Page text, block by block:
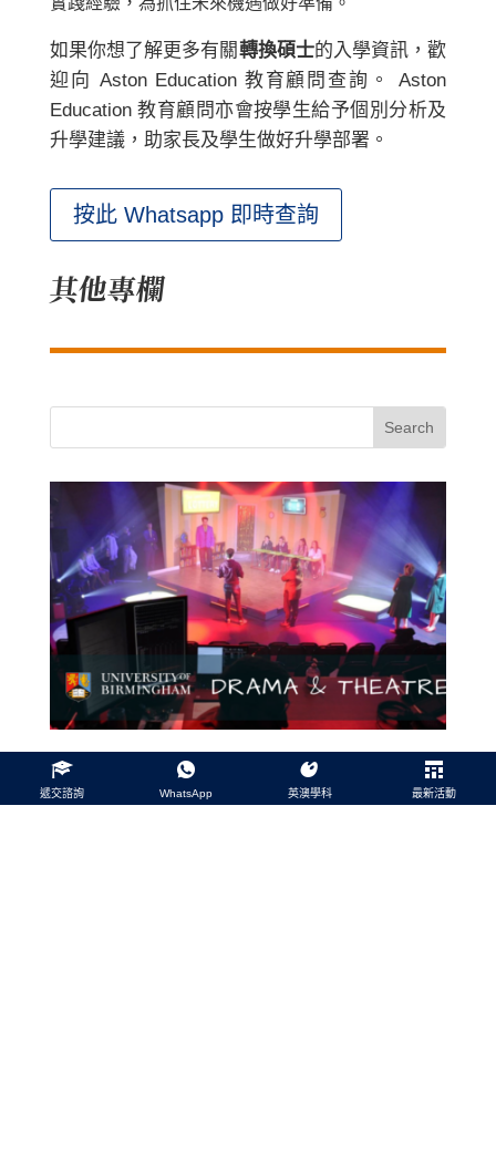
如果你想了解更多有關轉換碩士的入學資訊，歡
迎向 Aston Education 教育顧問查詢。 Aston
Education 教育顧問亦會按學生給予個別分析及
升學建議，助家長及學生做好升學部署。
按此 Whatsapp 即時查詢
其他專欄
伯明翰大學 Drama & Theatre 2
遞交諮詢 WhatsApp 英澳學科 最新活動